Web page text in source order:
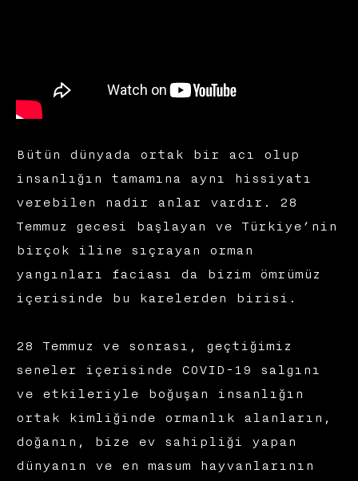
Bütün dünyada ortak bir acı olup
insanlığın tamamına aynı hissiyatı
verebilen nadir anlar vardır. 28
Temmuz gecesi başlayan ve Türkiye’nin
birçok iline sıçrayan orman
yangınları faciası da bizim ömrümüz
içerisinde bu karelerden birisi.
28 Temmuz ve sonrası, geçtiğimiz
seneler içerisinde COVID-19 salgını
ve etkileriyle boğuşan insanlığın
ortak kimliğinde ormanlık alanların,
doğanın, bize ev sahipliği yapan
dünyanın ve en masum hayvanlarının